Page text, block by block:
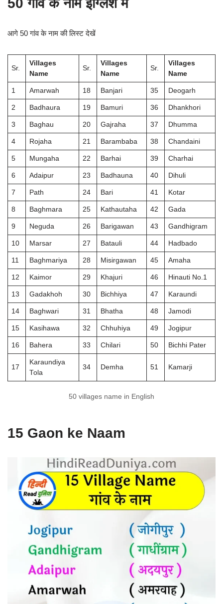
50 गांव के नाम इंग्लिश में
आगे 50 गांव के नाम की लिस्ट देखें
Sr.
Villages
Name
Sr.
Villages
Name
Sr.
Villages
Name
1 Amarwah 18 Banjari 35 Deogarh
2 Badhaura 19 Bamuri 36 Dhankhori
3 Baghau 20 Gajraha 37 Dhumma
4 Rojaha 21 Barambaba 38 Chandaini
5 Mungaha 22 Barhai 39 Charhai
6 Adaipur 23 Badhauna 40 Dihuli
7 Path 24 Bari 41 Kotar
8 Baghmara 25 Kathautaha 42 Gada
9 Neguda 26 Barigawan 43 Gandhigram
10 Marsar 27 Batauli 44 Hadbado
11 Baghmariya 28 Misirgawan 45 Amaha
12 Kaimor 29 Khajuri 46 Hinauti No.1
13 Gadakhoh 30 Bichhiya 47 Karaundi
14 Baghwari 31 Bhatha 48 Jamodi
15 Kasihawa 32 Chhuhiya 49 Jogipur
16 Bahera 33 Chilari 50 Bichhi Pater
17
Karaundiya
Tola
34 Demha 51 Kamarji
50 villages name in English
15 Gaon ke Naam